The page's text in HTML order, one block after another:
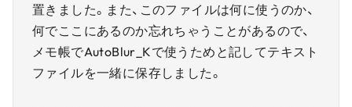
置きました。また、このファイルは何に使うのか、
何でここにあるのか忘れちゃうことがあるので、
メモ帳でAutoBlur_Kで使うためと記してテキスト
ファイルを一緒に保存しました。